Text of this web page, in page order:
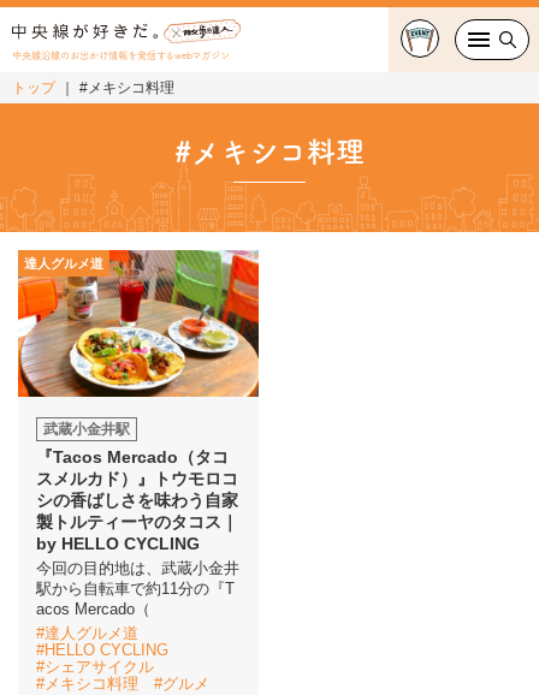
中央線沿線のお出かけ情報を発信するwebマガジン
スイーツ・テイクアウト
ショッピング
中央線カルチャー
特集
連載
中央線フェス
イベント情報
おしらせ
トップ #メキシコ料理
#メキシコ料理
達人グルメ道
武蔵小金井駅
『Tacos Mercado（タコ
スメルカド）』トウモロコ
シの香ばしさを味わう自家
製トルティーヤのタコス｜
by HELLO CYCLING
今回の目的地は、武蔵小金井
駅から自転車で約11分の『T
acos Mercado（
#達人グルメ道
#HELLO CYCLING
#シェアサイクル
#メキシコ料理
#グルメ